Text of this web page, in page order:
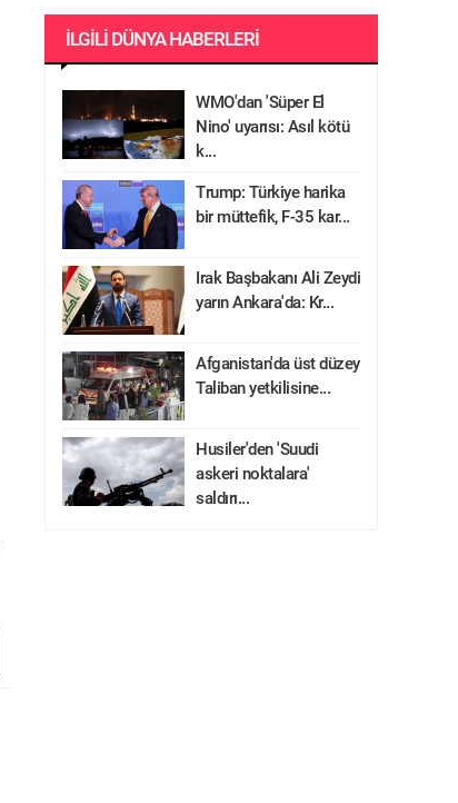
İLGILI DÜNYA HABERLERI
WMO'dan 'Süper El
Nino' uyarısı: Asıl kötü
k...
Trump: Türkiye harika
bir müttefik, F-35 kar...
Irak Başbakanı Ali Zeydi
yarın Ankara'da: Kr...
Afganistan'da üst düzey
Taliban yetkilisine...
Husiler'den 'Suudi
askeri noktalara'
saldırı...